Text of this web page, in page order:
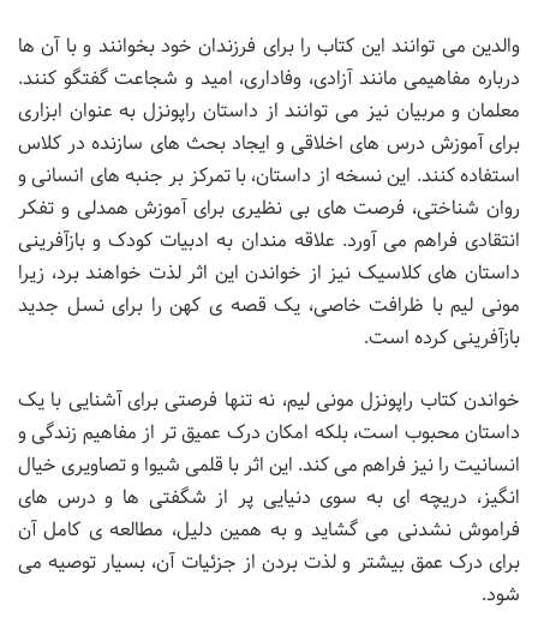
والدین می توانند این کتاب را برای فرزندان خود بخوانند و با آن ها
درباره مفاهیمی مانند آزادی، وفاداری، امید و شجاعت گفتگو کنند.
معلمان و مربیان نیز می توانند از داستان راپونزل به عنوان ابزاری
برای آموزش درس های اخلاقی و ایجاد بحث های سازنده در کلاس
استفاده کنند. این نسخه از داستان، با تمرکز بر جنبه های انسانی و
روان شناختی، فرصت های بی نظیری برای آموزش همدلی و تفکر
انتقادی فراهم می آورد. علاقه مندان به ادبیات کودک و بازآفرینی
داستان های کلاسیک نیز از خواندن این اثر لذت خواهند برد، زیرا
مونی لیم با ظرافت خاصی، یک قصه ی کهن را برای نسل جدید
بازآفرینی کرده است.
خواندن کتاب راپونزل مونی لیم، نه تنها فرصتی برای آشنایی با یک
داستان محبوب است، بلکه امکان درک عمیق تر از مفاهیم زندگی و
انسانیت را نیز فراهم می کند. این اثر با قلمی شیوا و تصاویری خیال
انگیز، دریچه ای به سوی دنیایی پر از شگفتی ها و درس های
فراموش نشدنی می گشاید و به همین دلیل، مطالعه ی کامل آن
برای درک عمق بیشتر و لذت بردن از جزئیات آن، بسیار توصیه می
شود.